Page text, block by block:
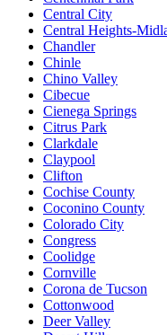
Central City
Central Heights-
Chandler
Chinle
Chino Valley
Cibecue
Cienega Springs
Citrus Park
Clarkdale
Claypool
Clifton
Cochise County
Coconino County
Colorado City
Congress
Coolidge
Cornville
Corona de Tucson
Cottonwood
Deer Valley